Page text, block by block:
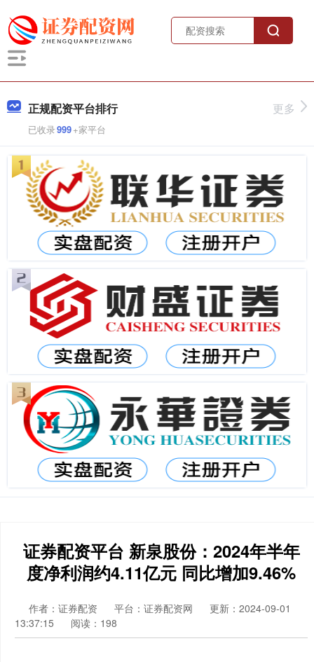
正规配资平台排行
已收录999+家平台
更多
证券配资平台 新泉股份：2024年半年
度净利润约4.11亿元 同比增加9.46%
作者：证券配资 平台：证券配资网
更新：2024-09-01
13:37:15
阅读：198